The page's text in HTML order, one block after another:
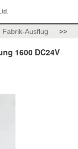
Fabrik-Ausflug >>
1600 DC24V